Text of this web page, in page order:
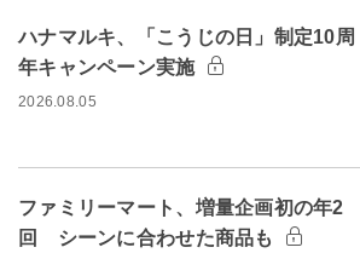
ハナマルキ、「こうじの日」制定10周
年キャンペーン実施
2026.08.05
ファミリーマート、増量企画初の年2
回 シーンに合わせた商品も